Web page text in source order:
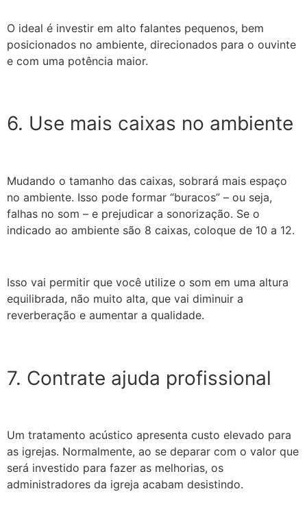
O ideal é investir em alto falantes pequenos, bem
posicionados no ambiente, direcionados para o ouvinte
e com uma potência maior.
6. Use mais caixas no ambiente
Mudando o tamanho das caixas, sobrará mais espaço
no ambiente. Isso pode formar “buracos” – ou seja,
falhas no som – e prejudicar a sonorização. Se o
indicado ao ambiente são 8 caixas, coloque de 10 a 12.
Isso vai permitir que você utilize o som em uma altura
equilibrada, não muito alta, que vai diminuir a
reverberação e aumentar a qualidade.
7. Contrate ajuda profissional
Um tratamento acústico apresenta custo elevado para
as igrejas. Normalmente, ao se deparar com o valor que
será investido para fazer as melhorias, os
administradores da igreja acabam desistindo.